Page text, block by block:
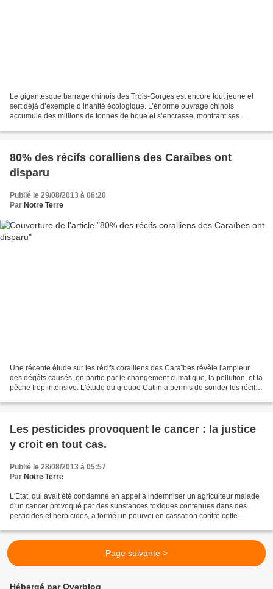
Le gigantesque barrage chinois des Trois-Gorges est encore tout jeune et
sert déjà d’exemple d’inanité écologique. L’énorme ouvrage chinois
accumule des millions de tonnes de boue et s’encrasse, montrant ses
80% des récifs coralliens des Caraïbes ont
disparu
Publié le 29/08/2013 à 06:20
Par Notre Terre
Une récente étude sur les récifs coralliens des Caraïbes révèle l'ampleur
des dégâts causés, en partie par le changement climatique, la pollution, et la
pêche trop intensive. L'étude du groupe Catlin a permis de sonder les récifs
Les pesticides provoquent le cancer : la justice
y croit en tout cas.
Publié le 28/08/2013 à 05:57
Par Notre Terre
L'Etat, qui avait été condamné en appel à indemniser un agriculteur malade
d'un cancer provoqué par des substances toxiques contenues dans des
pesticides et herbicides, a formé un pourvoi en cassation contre cette
Page suivante >
Hébergé par Overblog